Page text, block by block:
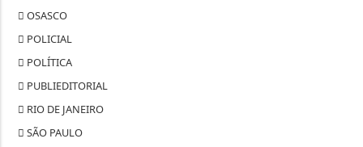
OSASCO
POLICIAL
POLÍTICA
PUBLIEDITORIAL
RIO DE JANEIRO
SÃO PAULO